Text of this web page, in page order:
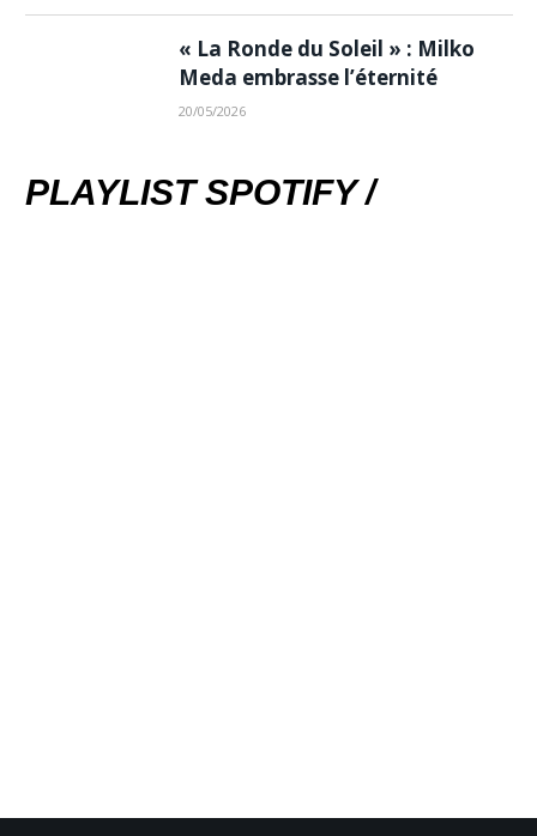
« La Ronde du Soleil » : Milko
Meda embrasse l’éternité
20/05/2026
PLAYLIST SPOTIFY /